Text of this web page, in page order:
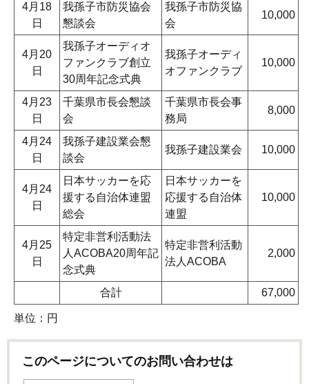
4月18
日
我孫子市防災協会
懇談会
我孫子市防災協
会
10,000
4月20
日
我孫子オーディオ
ファンクラブ創立
30周年記念式典
我孫子オーディ
オファンクラブ
10,000
4月23
日
千葉県市長会懇談
会
千葉県市長会事
務局
8,000
4月24
日
我孫子建設業会懇
談会
我孫子建設業会 10,000
4月24
日
日本サッカーを応
援する自治体連盟
総会
日本サッカーを
応援する自治体
連盟
10,000
4月25
日
特定非営利活動法
人ACOBA20周年記
念式典
特定非営利活動
法人ACOBA
2,000
合計 67,000
単位：円
このページについてのお問い合わせは